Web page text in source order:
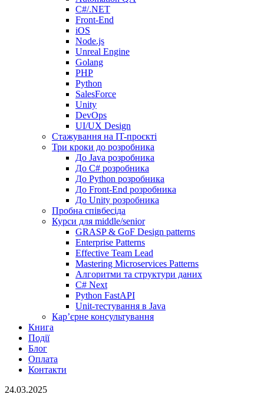
C#/.NET
Front-End
iOS
Node.js
Unreal Engine
Golang
PHP
Python
SalesForce
Unity
DevOps
UI/UX Design
Стажування на IT-проєкті
Три кроки до розробника
До Java розробника
До C# розробника
До Python розробника
До Front-End розробника
До Unity розробника
Пробна співбесіда
Курси для middle/senior
GRASP & GoF Design patterns
Enterprise Patterns
Effective Team Lead
Mastering Microservices Patterns
Алгоритми та структури даних
C# Next
Python FastAPI
Unit-тестування в Java
Кар’єрне консультування
Книга
Події
Блог
Оплата
Контакти
24.03.2025